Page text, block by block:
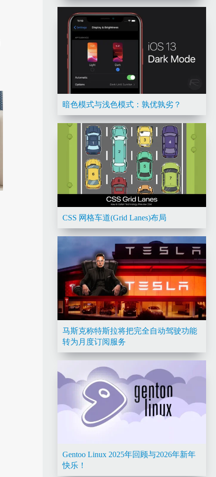
暗色模式与浅色模式：孰优孰劣？
CSS 网格车道(Grid Lanes)布局
马斯克称特斯拉将把完全自动驾驶功能
转为月度订阅服务
Gentoo Linux 2025年回顾与2026年新年
快乐！